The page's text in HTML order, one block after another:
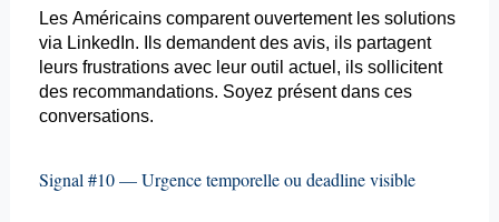
Les Américains comparent ouvertement les solutions
via LinkedIn. Ils demandent des avis, ils partagent
leurs frustrations avec leur outil actuel, ils sollicitent
des recommandations. Soyez présent dans ces
conversations.
Signal #10 — Urgence temporelle ou deadline visible